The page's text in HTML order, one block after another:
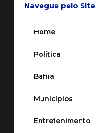
Navegue pelo Site
Home
Política
Bahia
Municípios
Entretenimento